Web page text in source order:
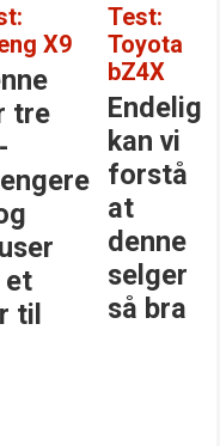
X9
tre
et
til
Test:
Toyota
bZ4X
Endelig
kan vi
forstå
at
denne
selger
så bra